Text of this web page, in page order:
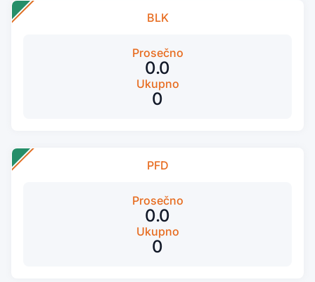
BLK
Prosečno
0.0
Ukupno
0
PFD
Prosečno
0.0
Ukupno
0